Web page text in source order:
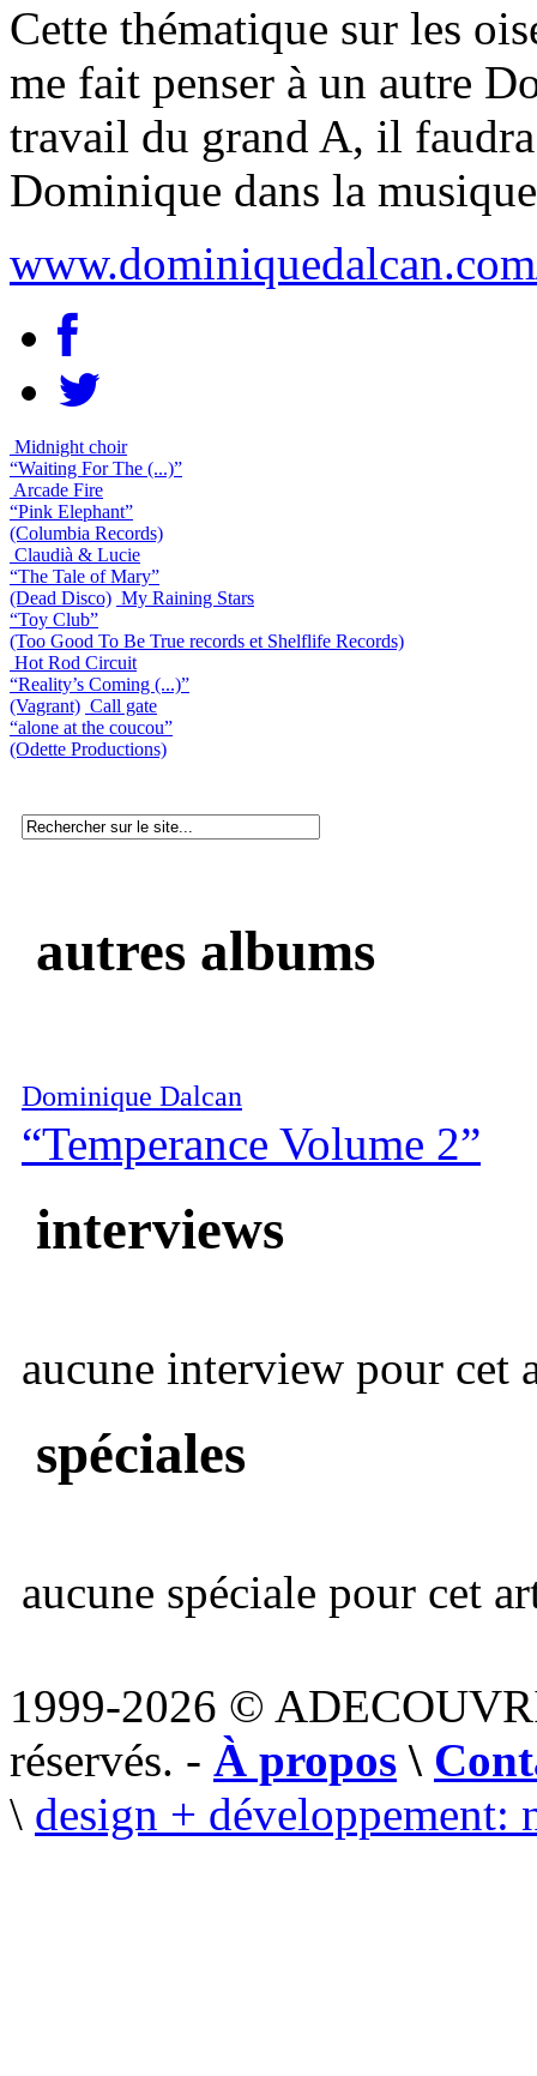
Cette thématique sur les
me fait penser à un autre
travail du grand A, il
Dominique dans la
Midnight choir
“Waiting For The (...)”
Arcade Fire
“Pink Elephant”
(Columbia Records)
Claudià & Lucie
“The Tale of Mary”
(Dead Disco) My Raining Stars
“Toy Club”
(Too Good To Be True records et Shelflife Records)
Hot Rod Circuit
“Reality’s Coming (...)”
(Vagrant) Call gate
“alone at the coucou”
(Odette Productions)
autres albums
Dominique Dalcan
“Temperance Volume 2”
interviews
aucune interview pour cet
spéciales
aucune spéciale pour cet
1999-2026 ©
réservés. - À propos \
\ design + développement: